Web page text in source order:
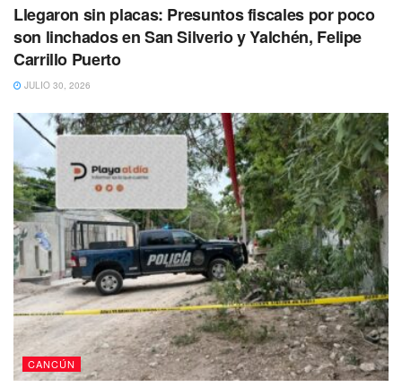
Llegaron sin placas: Presuntos fiscales por poco
son linchados en San Silverio y Yalchén, Felipe
Carrillo Puerto
JULIO 30, 2026
CANCÚN